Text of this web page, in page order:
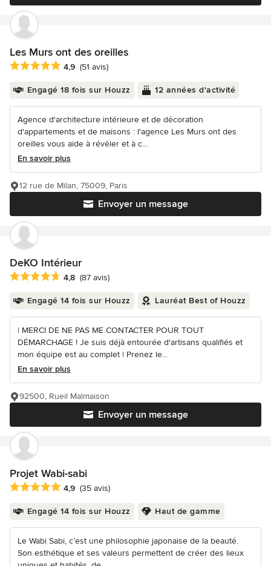
Les Murs ont des oreilles
Note moyenne : 4.9 étoiles sur 5
4,9 (51 avis)
Engagé 18 fois sur Houzz 12 années d'activité
Agence d'architecture intérieure et de décoration
d'appartements et de maisons : l'agence Les Murs ont des
oreilles vous aide à révéler et à c...
En savoir plus
Envoyer un message
12 rue de Milan, 75009, Paris
DeKO Intérieur
Note moyenne : 4.8 étoiles sur 5
4,8 (87 avis)
Engagé 14 fois sur Houzz Lauréat Best of Houzz
| MERCI DE NE PAS ME CONTACTER POUR TOUT
DÉMARCHAGE ! Je suis déjà entourée d'artisans qualifiés et
mon équipe est au complet | Prenez le...
En savoir plus
Envoyer un message
92500, Rueil Malmaison
Projet Wabi-sabi
Note moyenne : 4.9 étoiles sur 5
4,9 (35 avis)
Engagé 14 fois sur Houzz Haut de gamme
Le Wabi Sabi, c’est une philosophie japonaise de la beauté.
Son esthétique et ses valeurs permettent de créer des lieux